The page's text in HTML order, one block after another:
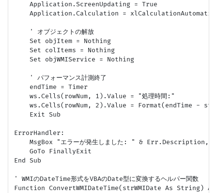
    Application.ScreenUpdating = True
    Application.Calculation = xlCalculationAutomatic
    ' オブジェクトの解放
    Set objItem = Nothing
    Set colItems = Nothing
    Set objWMIService = Nothing
    ' パフォーマンス計測終了
    endTime = Timer
    ws.Cells(rowNum, 1).Value = "処理時間:"
ws.Cells(rowNum, 2).Value = Format(endTime -
    Exit Sub
ErrorHandler:
MsgBox "エラーが発生しました: " & Err.Description,
    GoTo FinallyExit
End Sub
' WMIのDateTime形式をVBAのDate型に変換するヘルパー関数
Function ConvertWMIDateTime(strWMIDate As String)